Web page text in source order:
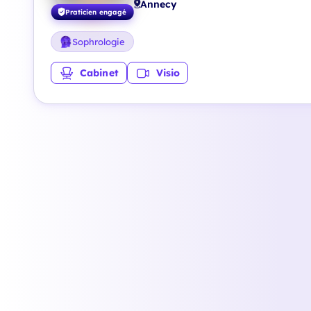
Praticien engagé
Annecy
Sophrologie
Cabinet Visio